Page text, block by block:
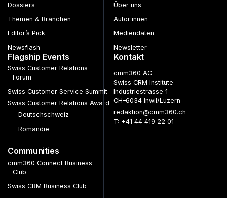
Dossiers
Themen & Branchen
Editor’s Pick
Newsflash
Über uns
Autor:innen
Mediendaten
Newsletter
Flagship Events
Swiss Customer Relations
Forum
Swiss Customer Service Summit
Swiss Customer Relations Award
Deutschschweiz
Romandie
Communities
cmm360 Connect Business
Club
Swiss CRM Business Club
Kontakt
cmm360 AG
Swiss CRM Institute
Industriestrasse 1
CH–6034 Inwil/Luzern
redaktion@cmm360.ch
T: +41 44 419 22 01